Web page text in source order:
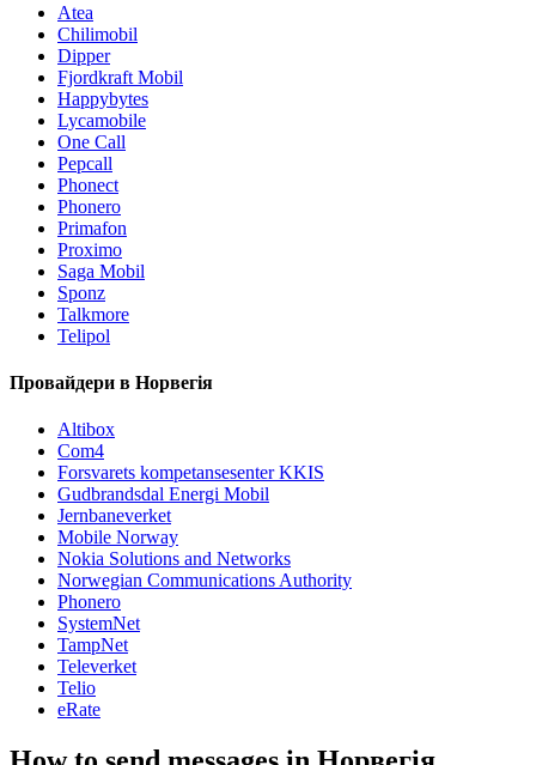
Atea
Chilimobil
Dipper
Fjordkraft Mobil
Happybytes
Lycamobile
One Call
Pepcall
Phonect
Phonero
Primafon
Proximo
Saga Mobil
Sponz
Talkmore
Telipol
Провайдери в Норвегія
Altibox
Com4
Forsvarets kompetansesenter KKIS
Gudbrandsdal Energi Mobil
Jernbaneverket
Mobile Norway
Nokia Solutions and Networks
Norwegian Communications Authority
Phonero
SystemNet
TampNet
Televerket
Telio
eRate